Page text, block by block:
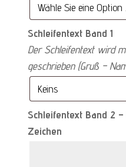
Schleifentext Band 1
Der Schleifentext wird
geschrieben (Gruß –
Schleifentext Band 2
Zeichen